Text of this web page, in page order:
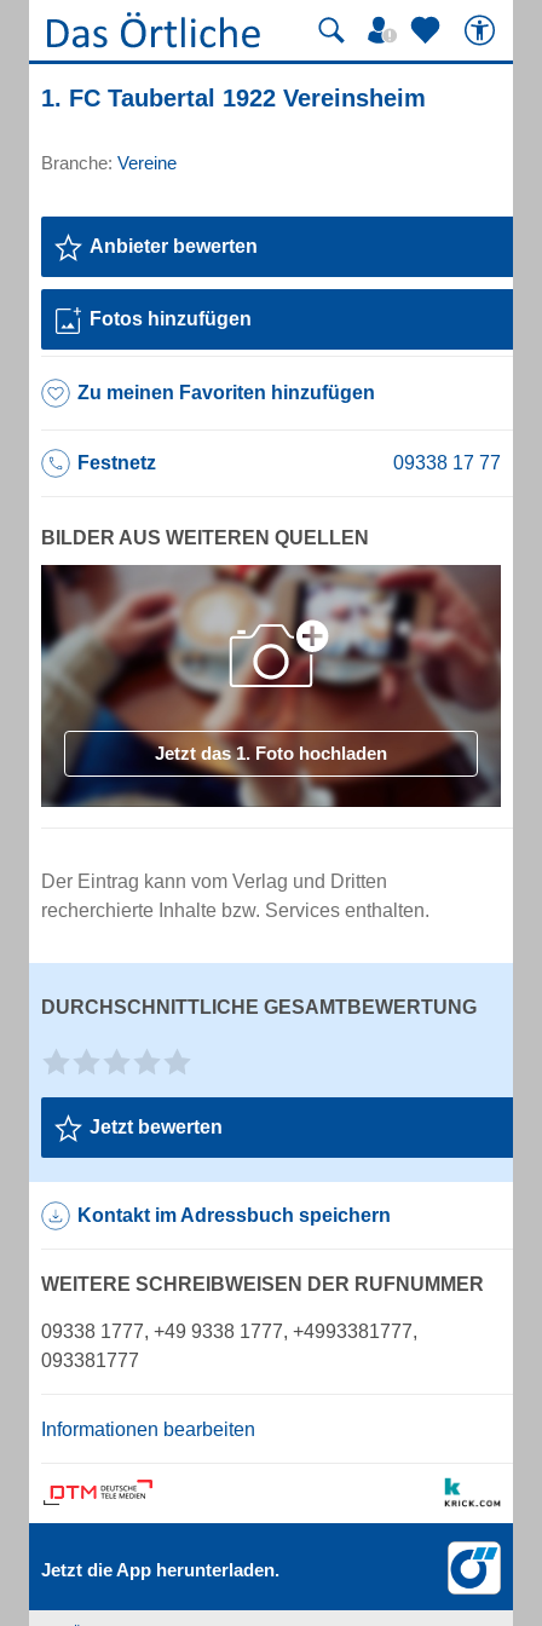
1. FC Taubertal 1922 Vereinsheim
Branche: Vereine
Anbieter bewerten
Fotos hinzufügen
Zu meinen Favoriten hinzufügen
Festnetz
BILDER AUS WEITEREN QUELLEN
Jetzt das 1. Foto hochladen
Der Eintrag kann vom Verlag und Dritten
recherchierte Inhalte bzw. Services enthalten.
DURCHSCHNITTLICHE GESAMTBEWERTUNG
Jetzt bewerten
Kontakt im Adressbuch speichern
WEITERE SCHREIBWEISEN DER RUFNUMMER
09338 1777, +49 9338 1777, +4993381777,
093381777
Informationen bearbeiten
Jetzt die App herunterladen.